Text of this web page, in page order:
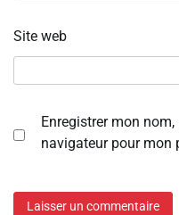
Site web
Enregistrer mon
navigateur pour mon